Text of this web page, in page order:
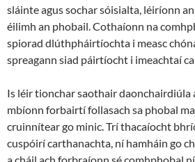
sláinte agus sochar sóisialta, léiríonn
éilimh an phobail. Cothaíonn na
spiorad dlúthpháirtíochta i measc
spreagann siad páirtíocht i imeachtaí
Is léir tionchar saothair daonchairdiúla
mbíonn forbairtí follasach sa phobal
cruinnítear go minic. Trí thacaíocht
cuspóirí carthanachta, ní hamháin go